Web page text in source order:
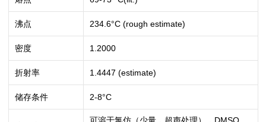
沸点 234.6°C (rough estimate)
密度 1.2000
折射率 1.4447 (estimate)
储存条件 2-8°C